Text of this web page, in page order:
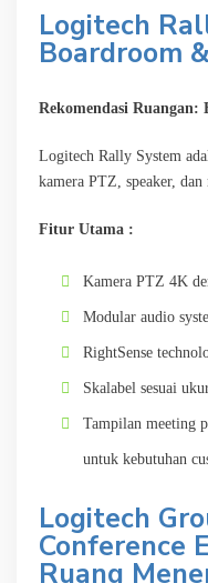
Logitech
Boardroom
Rekomendasi
Logitech Rally System
kamera PTZ, speaker,
Fitur Utama :
Kamera PTZ 4K
Modular audio
RightSense
Skalabel sesuai
Tampilan meeting
untuk kebutuhan
Logitech
Conference
Ruang